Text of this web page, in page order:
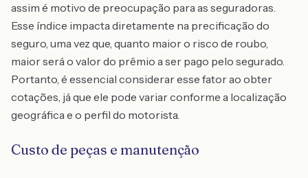
assim é motivo de preocupação para as seguradoras.
Esse índice impacta diretamente na precificação do
seguro, uma vez que, quanto maior o risco de roubo,
maior será o valor do prêmio a ser pago pelo segurado.
Portanto, é essencial considerar esse fator ao obter
cotações, já que ele pode variar conforme a localização
geográfica e o perfil do motorista.
Custo de peças e manutenção